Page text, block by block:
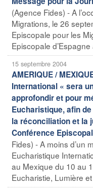
(Agence Fides) - A
Migrations, le 26
Episcopale pour les
Episcopale
15 septembre 2004
AMERIQUE /
International « sera
approfondir et pour
Eucharistique, afin
la réconciliation et la
Conférence
Fides) - A moins d’un
Eucharistique
au Mexique du 10 au
Eucharistie, Lumière